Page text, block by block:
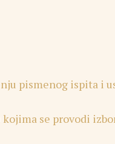
pismenog ispita i
se provodi